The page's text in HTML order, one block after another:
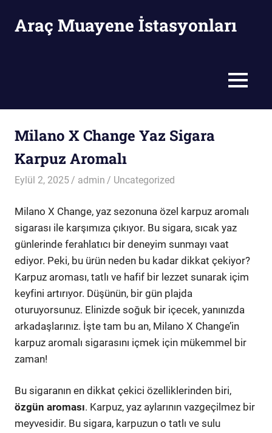
Araç Muayene İstasyonları
MENU
Milano X Change Yaz Sigara
Karpuz Aromalı
Eylül 2, 2025 admin Uncategorized
Milano X Change, yaz sezonuna özel karpuz aromalı
sigarası ile karşımıza çıkıyor. Bu sigara, sıcak yaz
günlerinde ferahlatıcı bir deneyim sunmayı vaat
ediyor. Peki, bu ürün neden bu kadar dikkat çekiyor?
Karpuz aroması, tatlı ve hafif bir lezzet sunarak içim
keyfini artırıyor. Düşünün, bir gün plajda
oturuyorsunuz. Elinizde soğuk bir içecek, yanınızda
arkadaşlarınız. İşte tam bu an, Milano X Change’in
karpuz aromalı sigarasını içmek için mükemmel bir
zaman!
Bu sigaranın en dikkat çekici özelliklerinden biri,
özgün aroması. Karpuz, yaz aylarının vazgeçilmez bir
meyvesidir. Bu sigara, karpuzun o tatlı ve sulu